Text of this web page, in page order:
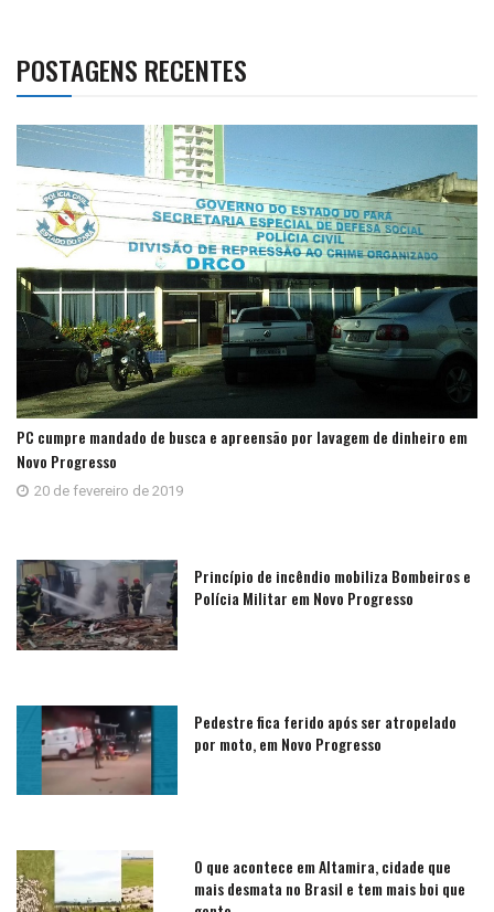
POSTAGENS RECENTES
PC cumpre mandado de busca e apreensão por lavagem de dinheiro em
Novo Progresso
20 de fevereiro de 2019
Princípio de incêndio mobiliza Bombeiros e
Polícia Militar em Novo Progresso
Pedestre fica ferido após ser atropelado
por moto, em Novo Progresso
O que acontece em Altamira, cidade que
mais desmata no Brasil e tem mais boi que